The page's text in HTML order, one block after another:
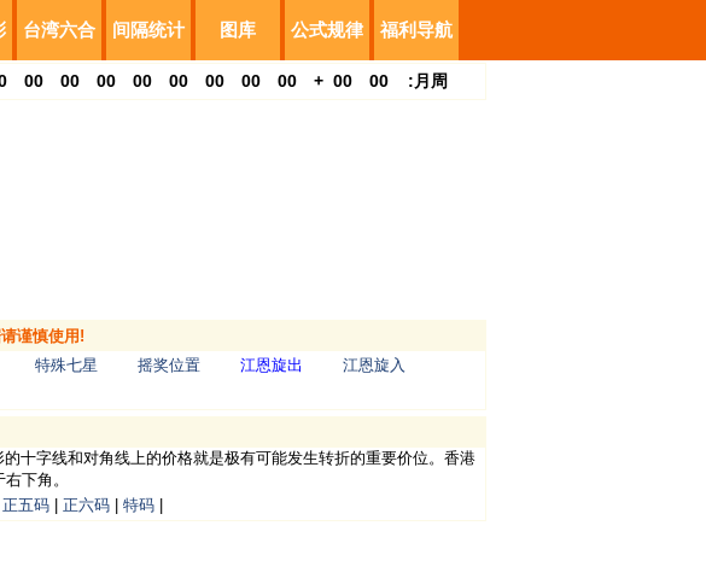
台湾六合 间隔统计 图库 公式规律 福利导航
00 00 00 00 00 00 00 00 + 00 00 : 月 周
谨慎使用!
特殊七星 摇奖位置 江恩旋出
江恩旋入
十字线和对角线上的价格就是极有可能发生转折的重要价位。香港
下角。
正五码 正六码 特码